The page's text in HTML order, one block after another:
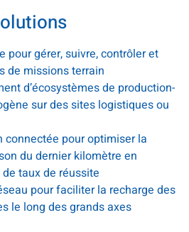
pour gérer, suivre, contrôler et
de missions terrain
d’écosystèmes de production-
sur des sites logistiques ou
connectée pour optimiser la
du dernier kilomètre en
taux de réussite
pour faciliter la recharge des
le long des grands axes